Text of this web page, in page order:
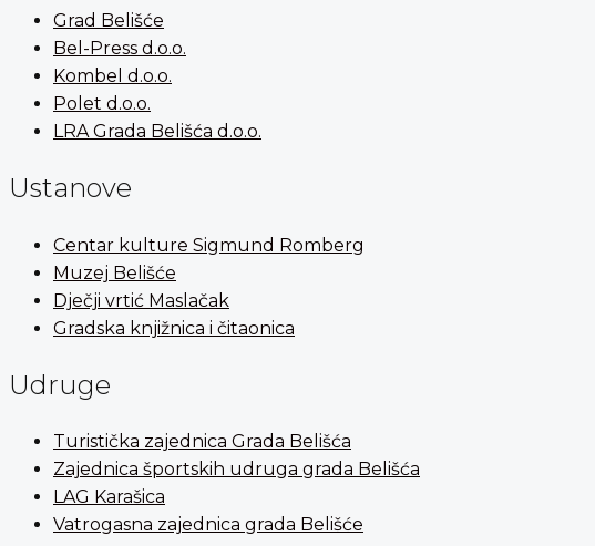
Grad Belišće
Bel-Press d.o.o.
Kombel d.o.o.
Polet d.o.o.
LRA Grada Belišća d.o.o.
Ustanove
Centar kulture Sigmund Romberg
Muzej Belišće
Dječji vrtić Maslačak
Gradska knjižnica i čitaonica
Udruge
Turistička zajednica Grada Belišća
Zajednica športskih udruga grada Belišća
LAG Karašica
Vatrogasna zajednica grada Belišće